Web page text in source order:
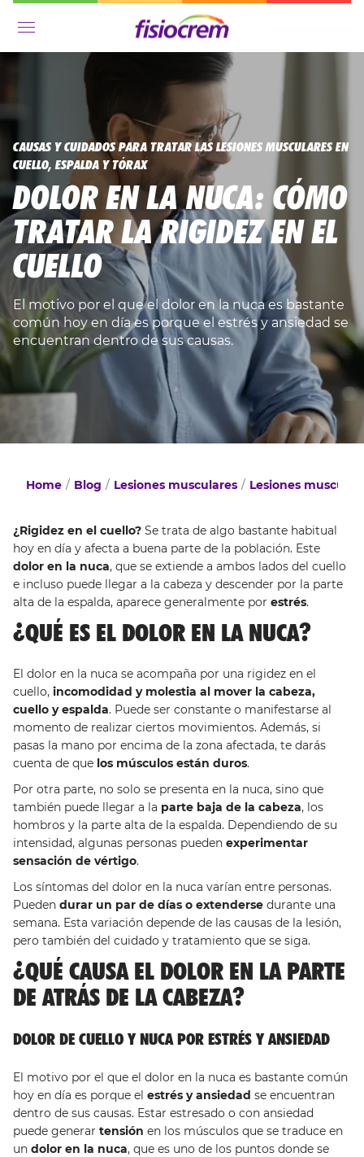
Menú
CAUSAS Y CUIDADOS PARA TRATAR LAS LESIONES MUSCULARES EN
CUELLO, ESPALDA Y TÓRAX
DOLOR EN LA NUCA: CÓMO
TRATAR LA RIGIDEZ EN EL
CUELLO
El motivo por el que el dolor en la nuca es bastante
común hoy en día es porque el estrés y ansiedad se
encuentran dentro de sus causas.
Home Blog Lesiones musculares Lesiones
¿Rigidez en el cuello? Se trata de algo bastante habitual
hoy en día y afecta a buena parte de la población. Este
dolor en la nuca, que se extiende a ambos lados del cuello
e incluso puede llegar a la cabeza y descender por la parte
alta de la espalda, aparece generalmente por estrés.
¿QUÉ ES EL DOLOR EN LA NUCA?
El dolor en la nuca se acompaña por una rigidez en el
cuello, incomodidad y molestia al mover la cabeza,
cuello y espalda. Puede ser constante o manifestarse al
momento de realizar ciertos movimientos. Además, si
pasas la mano por encima de la zona afectada, te darás
cuenta de que los músculos están duros.
Por otra parte, no solo se presenta en la nuca, sino que
también puede llegar a la parte baja de la cabeza, los
hombros y la parte alta de la espalda. Dependiendo de su
intensidad, algunas personas pueden experimentar
sensación de vértigo.
Los síntomas del dolor en la nuca varían entre personas.
Pueden durar un par de días o extenderse durante una
semana. Esta variación depende de las causas de la lesión,
pero también del cuidado y tratamiento que se siga.
¿QUÉ CAUSA EL DOLOR EN LA PARTE
DE ATRÁS DE LA CABEZA?
DOLOR DE CUELLO Y NUCA POR ESTRÉS Y ANSIEDAD
El motivo por el que el dolor en la nuca es bastante común
hoy en día es porque el estrés y ansiedad se encuentran
dentro de sus causas. Estar estresado o con ansiedad
puede generar tensión en los músculos que se traduce en
un dolor en la nuca, que es uno de los puntos donde se